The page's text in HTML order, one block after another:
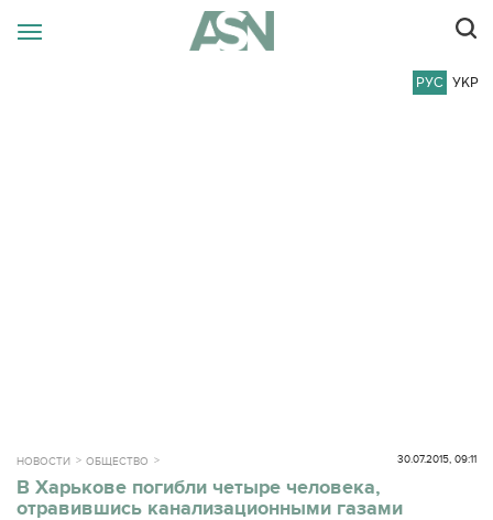
РУС УКР
НОВОСТИ ОБЩЕСТВО 30.07.2015, 09:11
В Харькове погибли четыре человека,
отравившись канализационными газами